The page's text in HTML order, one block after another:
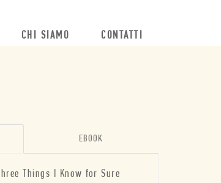
CHI SIAMO CONTATTI
EBOOK
Things I Know for Sure